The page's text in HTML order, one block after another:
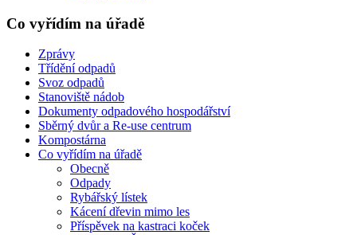
Co vyřídím na úřadě
Zprávy
Třídění odpadů
Svoz odpadů
Stanoviště nádob
Dokumenty odpadového hospodářství
Sběrný dvůr a Re-use centrum
Kompostárna
Co vyřídím na úřadě
Obecně
Odpady
Rybářský lístek
Kácení dřevin mimo les
Příspěvek na kastraci koček